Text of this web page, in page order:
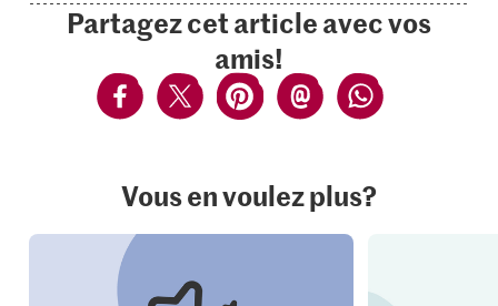
Partagez cet article avec vos
amis!
Vous en voulez plus?